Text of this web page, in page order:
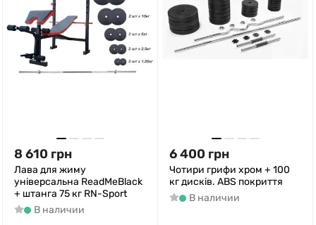
8 610 грн
Лава для жиму
універсальна ReadMeBlack
+ штанга 75 кг RN-Sport
В наличии
6 400 грн
Чотири грифи хром + 100
кг дисків. ABS покриття
В наличии